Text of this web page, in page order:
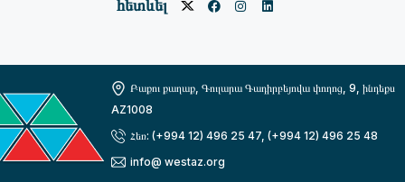
հետևել
Բաքու քաղաք, Գուլարա Գադիրբեյովա փողոց, 9, ինդեքս
AZ1008
Հեռ: (+994 12) 496 25 47, (+994 12) 496 25 48
info@ westaz.org